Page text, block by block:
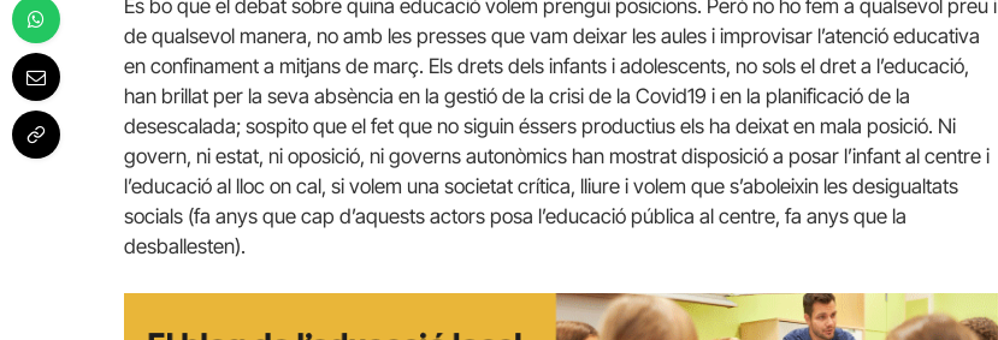
És bo que el debat sobre quina educació volem prengui posicions. Però no ho fem a qualsevol preu i
de qualsevol manera, no amb les presses que vam deixar les aules i improvisar l’atenció educativa
en confinament a mitjans de març. Els drets dels infants i adolescents, no sols el dret a l’educació,
han brillat per la seva absència en la gestió de la crisi de la Covid19 i en la planificació de la
desescalada; sospito que el fet que no siguin éssers productius els ha deixat en mala posició. Ni
govern, ni estat, ni oposició, ni governs autonòmics han mostrat disposició a posar l’infant al centre i
l’educació al lloc on cal, si volem una societat crítica, lliure i volem que s’aboleixin les desigualtats
socials (fa anys que cap d’aquests actors posa l’educació pública al centre, fa anys que la
desballesten).